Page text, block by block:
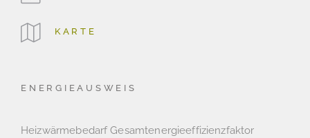
KARTE
ENERGIEAUSWEIS
Heizwärmebedarf Gesamtenergieeffizienzfaktor